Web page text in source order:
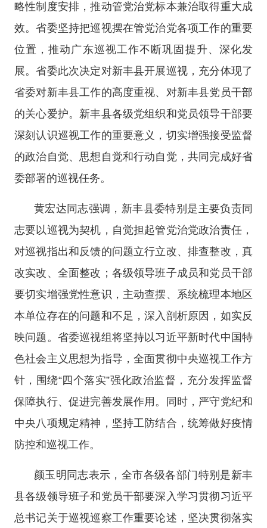
略性制度安排，推动管党治党标本兼治取得重大成
效。省委坚持把巡视摆在管党治党各项工作的重要
位置，推动广东巡视工作不断巩固提升、深化发
展。省委此次决定对新丰县开展巡视，充分体现了
省委对新丰县工作的高度重视、对新丰县党员干部
的关心爱护。新丰县各级党组织和党员领导干部要
深刻认识巡视工作的重要意义，切实增强接受监督
的政治自觉、思想自觉和行动自觉，共同完成好省
委部署的巡视任务。
黄宏达同志强调，新丰县委特别是主要负责同
志要以巡视为契机，自觉担起管党治党政治责任，
对巡视指出和反馈的问题立行立改、排查整改，真
改实改、全面整改；各级领导班子成员和党员干部
要切实增强党性意识，主动查摆、系统梳理本地区
本单位存在的问题和不足，深入剖析原因，如实反
映问题。省委巡视组将坚持以习近平新时代中国特
色社会主义思想为指导，全面贯彻中央巡视工作方
针，围绕“四个落实”强化政治监督，充分发挥监督
保障执行、促进完善发展作用。同时，严守党纪和
中央八项规定精神，坚持工防结合，统筹做好疫情
防控和巡视工作。
颜玉明同志表示，全市各级各部门特别是新丰
县各级领导班子和党员干部要深入学习贯彻习近平
总书记关于巡视巡察工作重要论述，坚决贯彻落实